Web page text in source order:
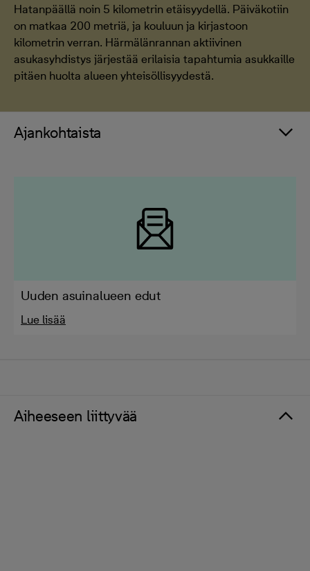
Hatanpäällä noin 5 kilometrin etäisyydellä. Päiväkotiin
on matkaa 200 metriä, ja kouluun ja kirjastoon
kilometrin verran. Härmälänrannan aktiivinen
asukasyhdistys järjestää erilaisia tapahtumia asukkaille
pitäen huolta alueen yhteisöllisyydestä.
Ajankohtaista
Uuden asuinalueen edut
Lue lisää
Aiheeseen liittyvää